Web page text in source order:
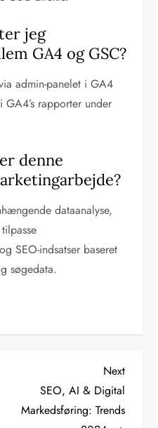
jeg
GA4 og GSC?
admin-panelet i GA4
rapporter under
denne
dataanalyse,
SEO-indsatser baseret
søgedata.
Next
Post
Next
SEO, AI & Digital
Markedsføring: Trends